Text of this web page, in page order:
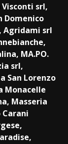
Visconti srl,
Domenico
Agridami srl
MA.PO.
srl,
San Lorenzo
Monacelle
Masseria
Carani